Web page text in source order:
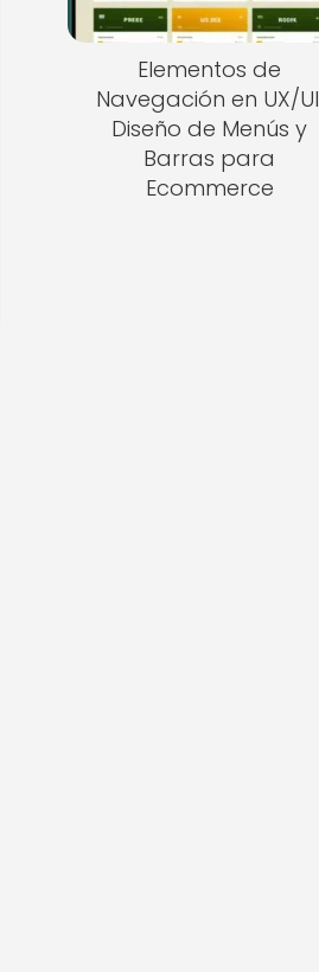
Elementos de
Navegación en UX/
Diseño de Menús y
Barras para
Ecommerce